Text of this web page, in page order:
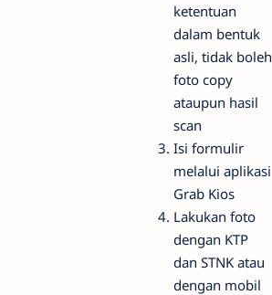
ketentuan
dalam bentuk
asli, tidak boleh
foto copy
ataupun hasil
scan
Isi formulir
melalui aplikasi
Grab Kios
Lakukan foto
dengan KTP
dan STNK atau
dengan mobil